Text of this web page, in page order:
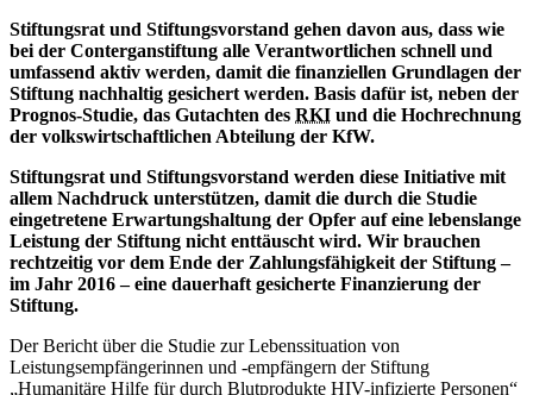
Stiftungsrat und Stiftungsvorstand gehen davon aus, dass wie
bei der Conterganstiftung alle Verantwortlichen schnell und
umfassend aktiv werden, damit die finanziellen Grundlagen der
Stiftung nachhaltig gesichert werden. Basis dafür ist, neben der
Prognos-Studie, das Gutachten des RKI und die Hochrechnung
der volkswirtschaftlichen Abteilung der KfW.
Stiftungsrat und Stiftungsvorstand werden diese Initiative mit
allem Nachdruck unterstützen, damit die durch die Studie
eingetretene Erwartungshaltung der Opfer auf eine lebenslange
Leistung der Stiftung nicht enttäuscht wird. Wir brauchen
rechtzeitig vor dem Ende der Zahlungsfähigkeit der Stiftung –
im Jahr 2016 – eine dauerhaft gesicherte Finanzierung der
Stiftung.
Der Bericht über die Studie zur Lebenssituation von
Leistungsempfängerinnen und -empfängern der Stiftung
„Humanitäre Hilfe für durch Blutprodukte HIV-infizierte Personen“